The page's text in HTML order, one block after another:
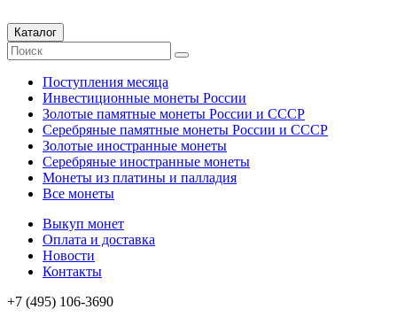
Каталог
Поступления месяца
Инвестиционные монеты России
Золотые памятные монеты России и СССР
Серебряные памятные монеты России и СССР
Золотые иностранные монеты
Серебряные иностранные монеты
Монеты из платины и палладия
Все монеты
Выкуп монет
Оплата и доставка
Новости
Контакты
+7 (495) 106-3690